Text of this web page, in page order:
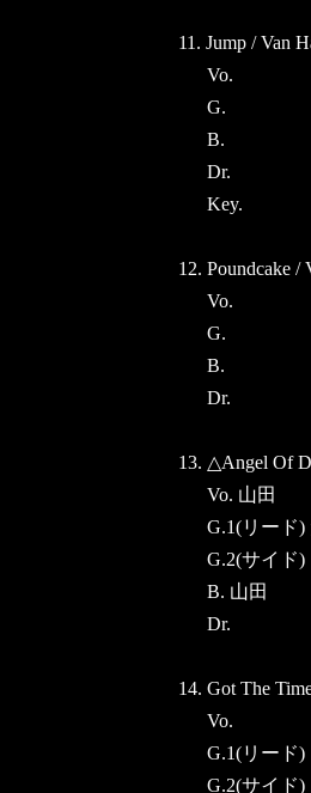
11. Jump / Van
Vo.
G.
B.
Dr.
Key.
12. Poundcake /
Vo.
G.
B.
Dr.
13. △Angel Of
Vo. 山田
G.1(リード)
G.2(サイド)
B. 山田
Dr.
14. Got The
Vo.
G.1(リード)
G.2(サイド)